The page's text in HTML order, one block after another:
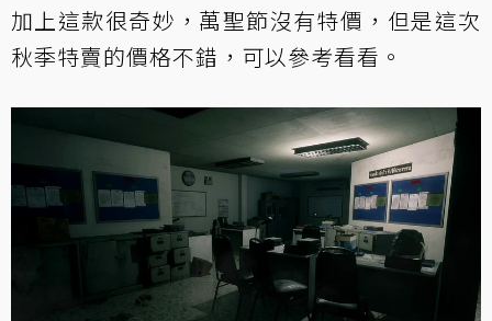
加上這款很奇妙，萬聖節沒有特價，但是這次
秋季特賣的價格不錯，可以參考看看。